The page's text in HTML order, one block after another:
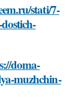
stati/7-
doma-
muzhchin-